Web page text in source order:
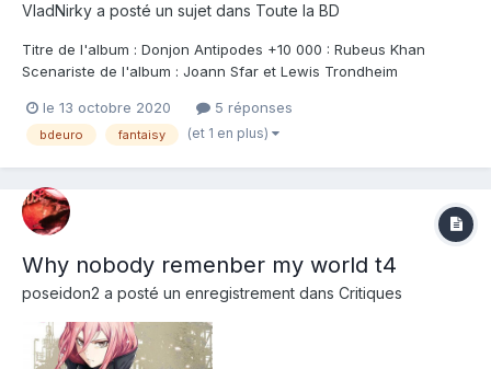
VladNirky a posté un sujet dans Toute la BD
Titre de l'album : Donjon Antipodes +10 000 : Rubeus Khan
Scenariste de l'album : Joann Sfar et Lewis Trondheim
l'album : Delcourt Note : Résumé de l'album : Pour lutter contre
l'invasion des démons géants surgis...
le 13 octobre 2020 5 réponses
bdeuro fantaisy (et 1 en plus)
Why nobody remenber my world t4
poseidon2 a posté un enregistrement dans Critiques